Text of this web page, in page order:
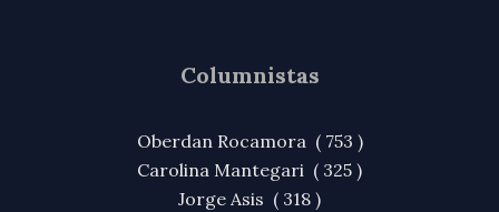
Columnistas
Oberdan Rocamora ( 753 )
Carolina Mantegari ( 325 )
Jorge Asis ( 318 )